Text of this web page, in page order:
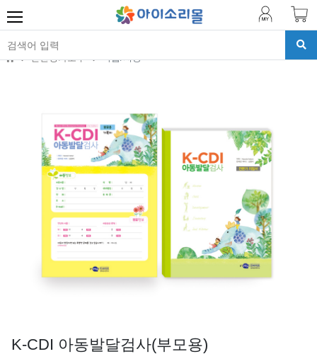
진단평가도구 학습/지능
K-CDI 아동발달검사(부모용)